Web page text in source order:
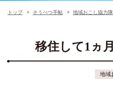
トップ そうべつ手帖 地域おこし協力
移住して1ヵ
地域